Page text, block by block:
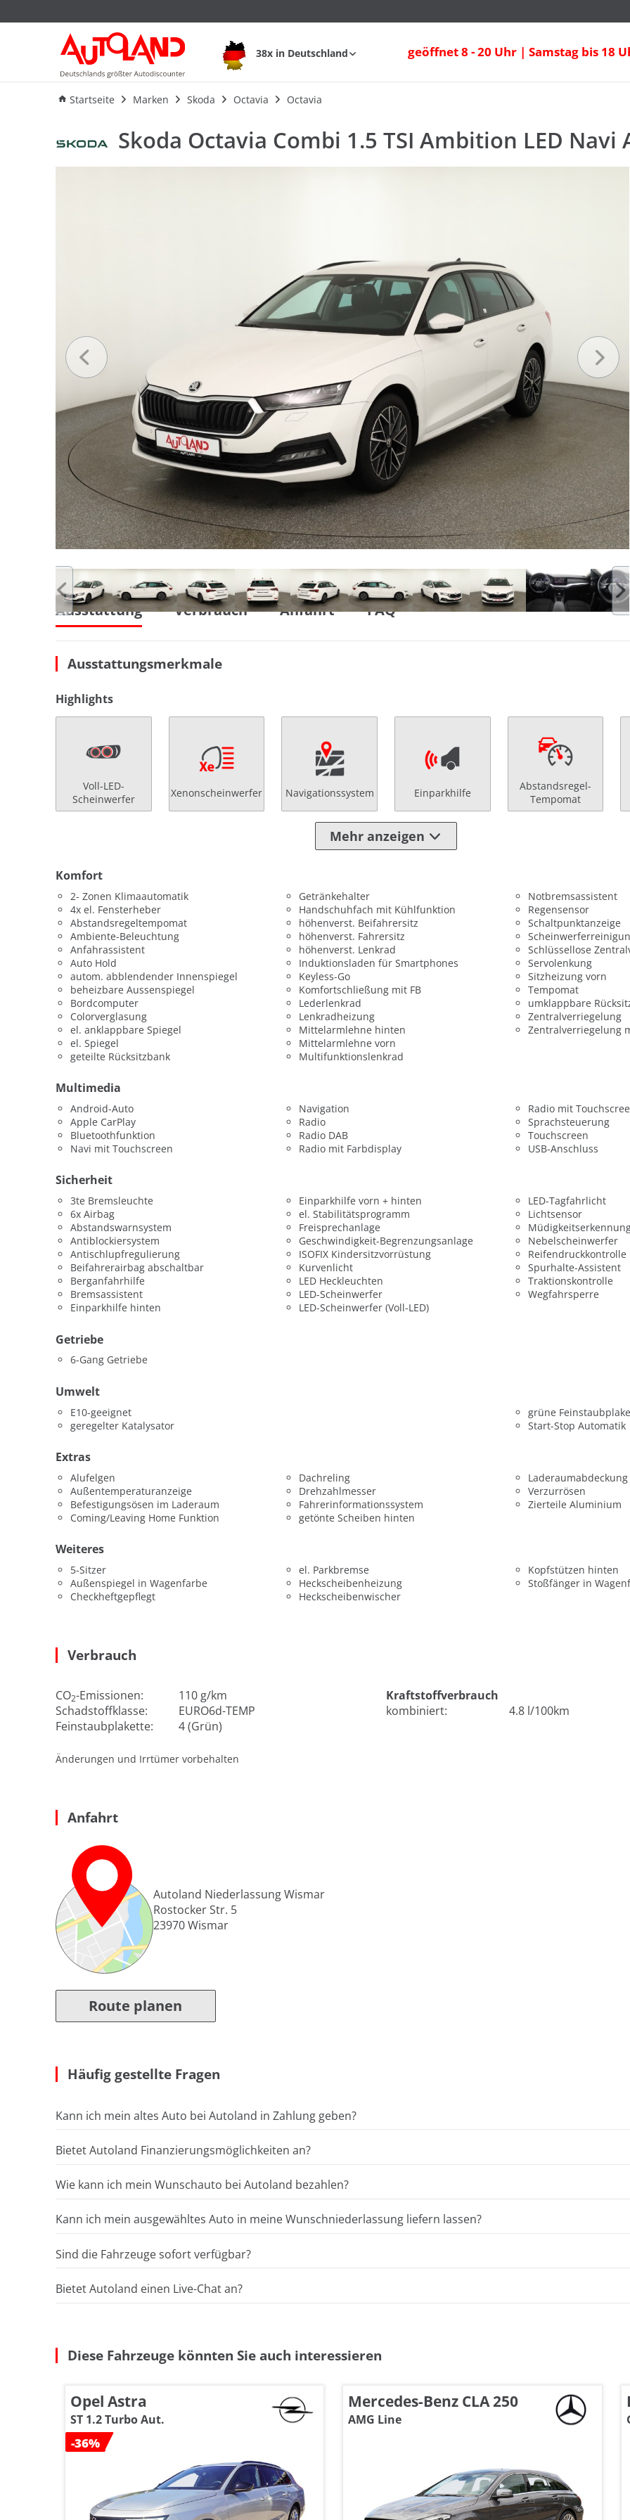
38x in Deutschland geöffnet 8 - 20 Uhr | Samstag bis 18
Startseite Marken Skoda Octavia Octavia
Skoda Octavia Combi 1.5 TSI Ambition LED Navi ACC PDC
Ausstattung Verbrauch
Skoda Octavia Combi 1.5 TSI Ambition LED Navi
Ausstattung Verbrauch Anfahrt FAQ
Ausstattungsmerkmale
Highlights
Voll-LED-
Scheinwerfer
Xenonscheinwerfer Navigationssystem Einparkhilfe
Abstandsregel-
Tempomat
Mehr anzeigen
Komfort
2- Zonen Klimaautomatik
4x el. Fensterheber
Abstandsregeltempomat
Ambiente-Beleuchtung
Anfahrassistent
Auto Hold
autom. abblendender Innenspiegel
beheizbare Aussenspiegel
Bordcomputer
Colorverglasung
el. anklappbare Spiegel
el. Spiegel
geteilte Rücksitzbank
Getränkehalter
Handschuhfach mit Kühlfunktion
höhenverst. Beifahrersitz
höhenverst. Fahrersitz
höhenverst. Lenkrad
Induktionsladen für Smartphones
Keyless-Go
Komfortschließung mit FB
Lederlenkrad
Lenkradheizung
Mittelarmlehne hinten
Mittelarmlehne vorn
Multifunktionslenkrad
Notbremsassistent
Regensensor
Schaltpunktanzeige
Schlüssellose
Servolenkung
Sitzheizung vorn
Tempomat
umklappbare
Zentralverriegelung
Zentralverriegelung
Multimedia
Android-Auto
Apple CarPlay
Bluetoothfunktion
Navi mit Touchscreen
Navigation
Radio
Radio DAB
Radio mit Farbdisplay
Radio mit
Sprachsteuerung
Touchscreen
USB-Anschluss
Sicherheit
3te Bremsleuchte
6x Airbag
Abstandswarnsystem
Antiblockiersystem
Antischlupfregulierung
Beifahrerairbag abschaltbar
Berganfahrhilfe
Bremsassistent
Einparkhilfe hinten
Einparkhilfe vorn + hinten
el. Stabilitätsprogramm
Freisprechanlage
Geschwindigkeit-Begrenzungsanlage
ISOFIX Kindersitzvorrüstung
Kurvenlicht
LED Heckleuchten
LED-Scheinwerfer
LED-Scheinwerfer (Voll-LED)
LED-Tagfahrlicht
Lichtsensor
Nebelscheinwerfer
Reifendruckkontrolle
Spurhalte-Assistent
Traktionskontrolle
Wegfahrsperre
Getriebe
6-Gang Getriebe
Umwelt
E10-geeignet
geregelter Katalysator
grüne
Start-Stop Automatik
Extras
Alufelgen
Außentemperaturanzeige
Befestigungsösen im Laderaum
Coming/Leaving Home Funktion
Dachreling
Drehzahlmesser
Fahrerinformationssystem
getönte Scheiben hinten
Laderaumabdeckung
Verzurrösen
Zierteile Aluminium
Weiteres
5-Sitzer
Außenspiegel in Wagenfarbe
Checkheftgepflegt
el. Parkbremse
Heckscheibenheizung
Heckscheibenwischer
Kopfstützen hinten
Stoßfänger in
Verbrauch
CO2-Emissionen:
110 g/km
Schadstoffklasse:
EURO6d-TEMP
Feinstaubplakette:
4 (Grün)
Kraftstoffverbrauch
kombiniert:
4.8 l/100km
Änderungen und Irrtümer vorbehalten
Anfahrt
Autoland Niederlassung Wismar
Rostocker Str. 5
23970Wismar
Route planen
Häufig gestellte Fragen
Kann ich mein altes Auto bei Autoland in Zahlung geben?
Bietet Autoland Finanzierungsmöglichkeiten an?
Wie kann ich mein Wunschauto bei Autoland bezahlen?
Kann ich mein ausgewähltes Auto in meine Wunschniederlassung liefern lassen?
Sind die Fahrzeuge sofort verfügbar?
Bietet Autoland einen Live-Chat an?
Diese Fahrzeuge könnten Sie auch interessieren
Opel Astra
ST 1.2 Turbo Aut.
-36%
Mercedes-Benz CLA 250
AMG Line